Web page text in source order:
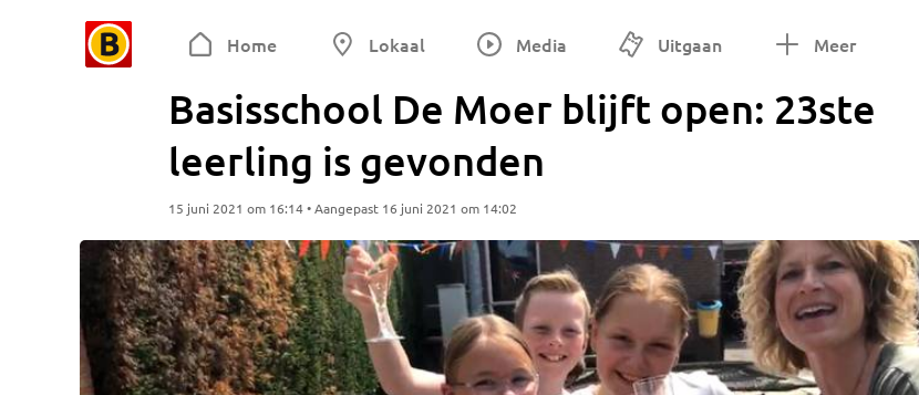
Home Lokaal Media Uitgaan Meer
Basisschool De Moer blijft open: 23ste
leerling is gevonden
15 juni 2021 om 16:14 • Aangepast 16 juni 2021 om 14:02